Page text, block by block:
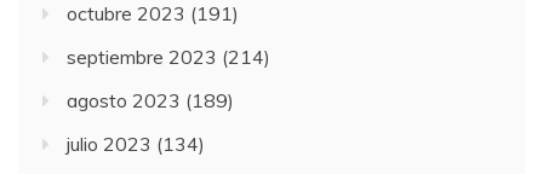
octubre 2023 (191)
septiembre 2023 (214)
agosto 2023 (189)
julio 2023 (134)